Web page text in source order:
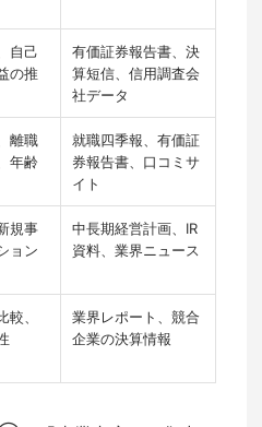
自己
の推
有価証券報告書、決
算短信、信用調査会
社データ
離職
年齢
就職四季報、有価証
券報告書、口コミサ
イト
規事
ョン
中長期経営計画、IR
資料、業界ニュース
、
業界レポート、競合
企業の決算情報